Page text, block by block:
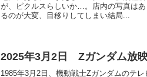
が、ピクルスらしいか…。店内の写真は
るのが大変、目移りしてしまい結局...
2025年3月2日 Zガンダム放
1985年3月2日、機動戦士Zガンダムのテ